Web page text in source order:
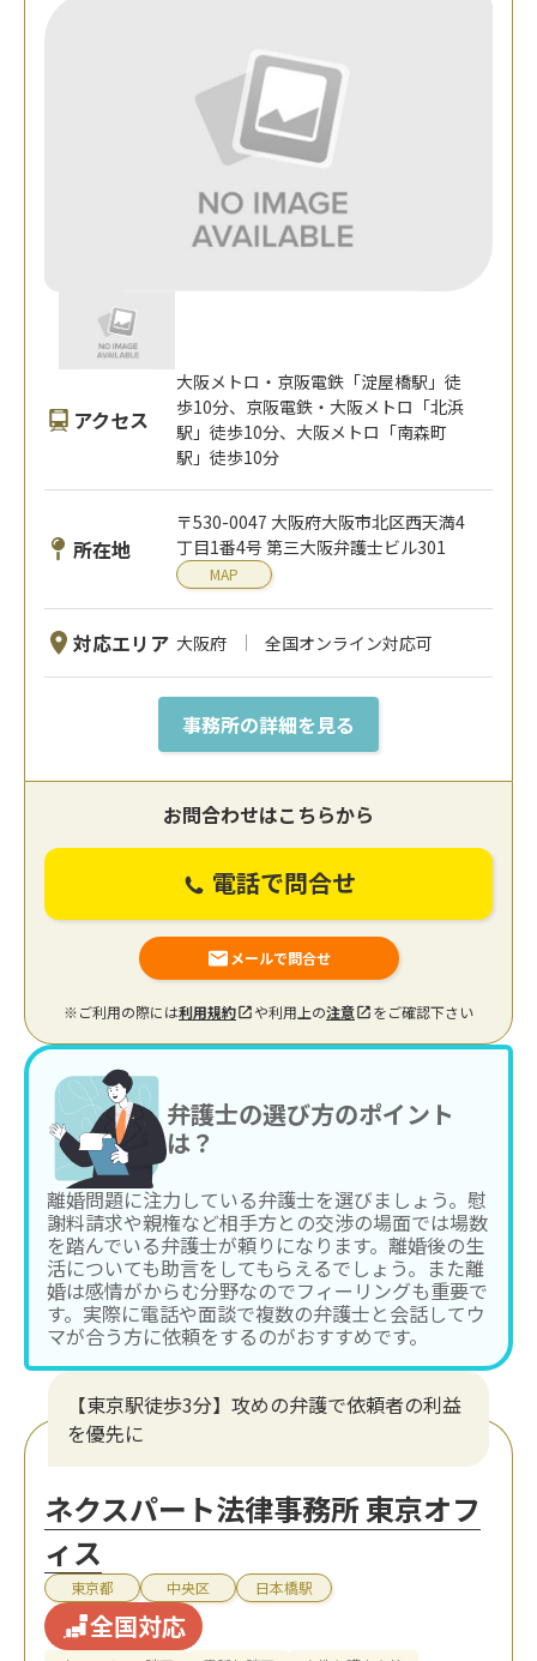
アクセス
大阪メトロ・京阪電鉄「淀屋橋駅」徒
歩10分、京阪電鉄・大阪メトロ「北浜
駅」徒歩10分、大阪メトロ「南森町
駅」徒歩10分
所在地
〒530-0047 大阪府大阪市北区西天満4
丁目1番4号 第三大阪弁護士ビル301
MAP
対応エリア 大阪府 全国オンライン対応可
事務所の詳細を見る
お問合わせはこちらから
電話で問合せ
メールで問合せ
※ご利用の際には利用規約 や利用上の注意 をご確認下さい
弁護士の選び方のポイント
は？
離婚問題に注力している弁護士を選びましょう。慰
謝料請求や親権など相手方との交渉の場面では場数
を踏んでいる弁護士が頼りになります。離婚後の生
活についても助言をしてもらえるでしょう。また離
婚は感情がからむ分野なのでフィーリングも重要で
す。実際に電話や面談で複数の弁護士と会話してウ
マが合う方に依頼をするのがおすすめです。
【東京駅徒歩3分】攻めの弁護で依頼者の利益
を優先に
ネクスパート法律事務所 東京オフ
ィス
東京都 中央区 日本橋駅
全国対応